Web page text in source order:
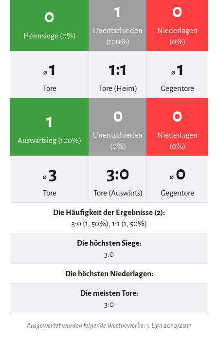
0
Heimsiege (0%)
1
Unentschieden
(100%)
0
Niederlagen
(0%)
⌀ 1
Tore
1:1
Tore (Heim)
⌀ 1
Gegentore
1
Auswärtsieg (100%)
0
Unentschieden
(0%)
0
Niederlagen
(0%)
⌀ 3
Tore
3:0
Tore (Auswärts)
⌀ 0
Gegentore
Die Häufigkeit der Ergebnisse (2):
3:0 (1, 50%), 1:1 (1, 50%)
Die höchsten Siege:
3:0
Die höchsten Niederlagen:
Die meisten Tore:
3:0
Ausgewertet wurden folgende Wettbewerbe: 3. Liga 2010/2011